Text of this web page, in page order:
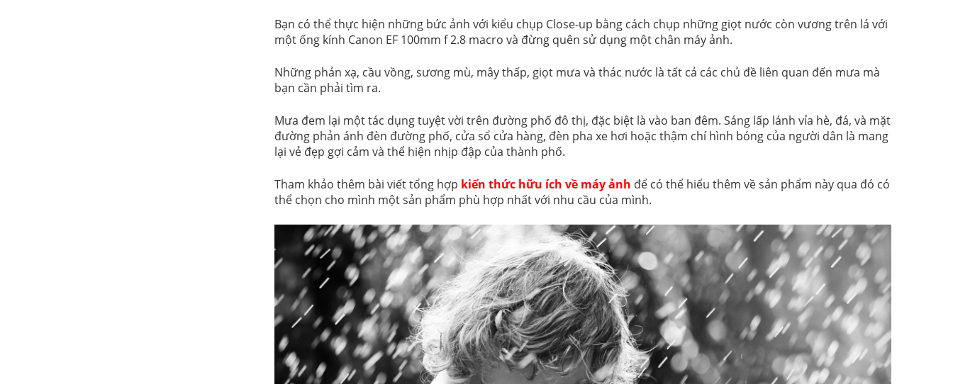
Bạn có thể thực hiện những bức ảnh với kiểu chụp Close-up bằng cách chụp những giọt nước còn vương trên lá với
một ống kính Canon EF 100mm f 2.8 macro và đừng quên sử dụng một chân máy ảnh.
Những phản xạ, cầu vồng, sương mù, mây thấp, giọt mưa và thác nước là tất cả các chủ đề liên quan đến mưa mà
bạn cần phải tìm ra.
Mưa đem lại một tác dụng tuyệt vời trên đường phố đô thị, đặc biệt là vào ban đêm. Sáng lấp lánh vỉa hè, đá, và mặt
đường phản ánh đèn đường phố, cửa sổ cửa hàng, đèn pha xe hơi hoặc thậm chí hình bóng của người dân là mang
lại vẻ đẹp gợi cảm và thể hiện nhịp đập của thành phố.
Tham khảo thêm bài viết tổng hợp kiến thức hữu ích về máy ảnh để có thể hiểu thêm về sản phẩm này qua đó có
thể chọn cho mình một sản phẩm phù hợp nhất với nhu cầu của mình.